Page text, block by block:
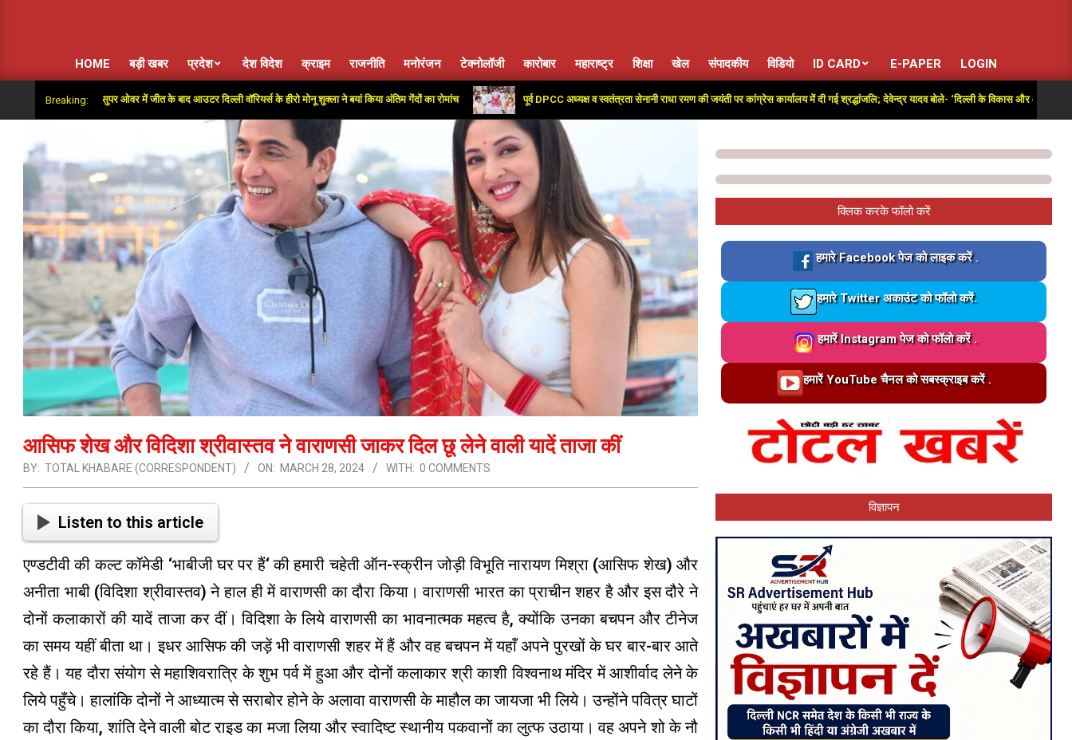
Primary
Navigation
HOME बड़ी खबर प्रदेश देश विदेश क्राइम राजनीति मनोरंजन टेक्नोलॉजी कारोबार महाराष्ट्र शिक्षा खेल संपादकीय विडियो ID CARD E-PAPER LOGIN
Breaking:
साथ दिया”: सुपर ओवर में जीत के बाद आउटर दिल्ली वॉरियर्स के हीरो मोनू शुक्ला ने बयां किया अंतिम गेंदों का रोमांच पूर्व DPCC अध्यक्ष व स्वतंत्रता सेनानी राधा रमण की जयंती पर कांग्रेस कार्यालय में दी गई श्रद्धांजलि; देवेन्द्र यादव बोले- ‘दिल्ली के विकास और आजादी की लड़ाई में
आसिफ शेख और विदिशा श्रीवास्तव ने वाराणसी जाकर दिल छू लेने वाली यादें ताजा कीं
BY: TOTAL KHABARE (CORRESPONDENT) ON: MARCH 28, 2024 WITH: 0 COMMENTS
Listen to this article
एण्डटीवी की कल्ट कॉमेडी ‘भाबीजी घर पर हैं‘ की हमारी चहेती ऑन-स्क्रीन जोड़ी विभूति नारायण मिश्रा (आसिफ शेख) और
अनीता भाबी (विदिशा श्रीवास्तव) ने हाल ही में वाराणसी का दौरा किया। वाराणसी भारत का प्राचीन शहर है और इस दौरे ने
दोनों कलाकारों की यादें ताजा कर दीं। विदिशा के लिये वाराणसी का भावनात्मक महत्व है, क्योंकि उनका बचपन और टीनेज
का समय यहीं बीता था। इधर आसिफ की जड़ें भी वाराणसी शहर में हैं और वह बचपन में यहाँ अपने पुरखों के घर बार-बार आते
रहे हैं। यह दौरा संयोग से महाशिवरात्रि के शुभ पर्व में हुआ और दोनों कलाकार श्री काशी विश्वनाथ मंदिर में आशीर्वाद लेने के
लिये पहुँचे। हालांकि दोनों ने आध्यात्म से सराबोर होने के अलावा वाराणसी के माहौल का जायजा भी लिये। उन्होंने पवित्र घाटों
का दौरा किया, शांति देने वाली बोट राइड का मजा लिया और स्वादिष्ट स्थानीय पकवानों का लुत्फ उठाया। वह अपने शो के नौ
क्लिक करके फॉलो करें
Loading…
हमारे Facebook पेज को लाइक करें .
Loading…
हमारे Twitter अकाउंट को फॉलो करें.
Loading…
हमारें Instagram पेज को फॉलो करें .
Loading…हमारें YouTube चैनल को सबस्क्राइब करें .
विज्ञापन